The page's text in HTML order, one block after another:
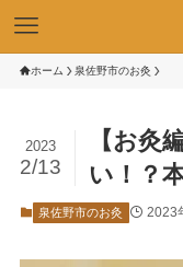
ホーム 泉佐野市のお灸
【お灸
い！？
2023
2/13
泉佐野市のお灸 2023